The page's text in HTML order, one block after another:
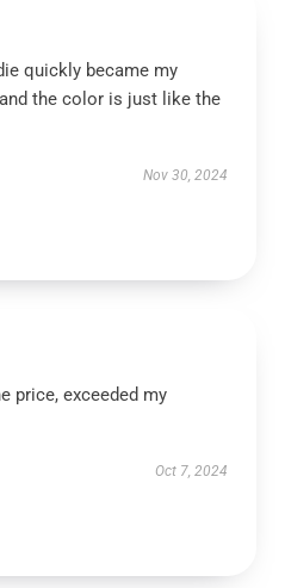
quickly became my
the color is just like the
Nov 30, 2024
price, exceeded my
Oct 7, 2024